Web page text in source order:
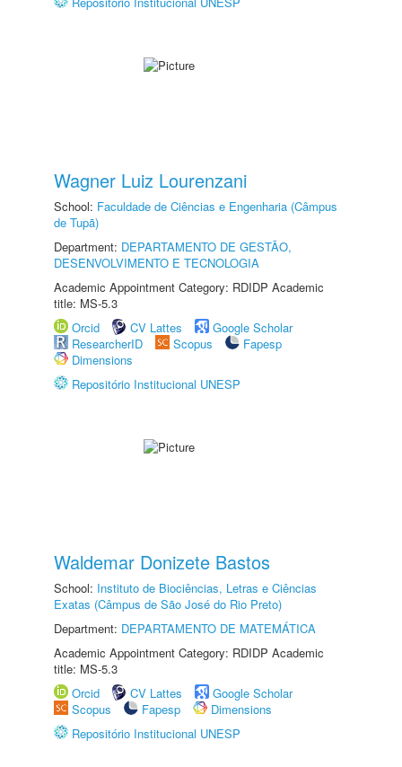
Wagner Luiz Lourenzani
School: Faculdade de Ciências e Engenharia (Câmpus
de Tupã)
Department: DEPARTAMENTO DE GESTÃO,
DESENVOLVIMENTO E TECNOLOGIA
Academic Appointment Category: RDIDP Academic
title: MS-5.3
Orcid
CV Lattes
Google Scholar
ResearcherID
Scopus
Fapesp
Dimensions
Repositório Institucional UNESP
Waldemar Donizete Bastos
School: Instituto de Biociências, Letras e Ciências
Exatas (Câmpus de São José do Rio Preto)
Department: DEPARTAMENTO DE MATEMÁTICA
Academic Appointment Category: RDIDP Academic
title: MS-5.3
Orcid
CV Lattes
Google Scholar
Scopus
Fapesp
Dimensions
Repositório Institucional UNESP